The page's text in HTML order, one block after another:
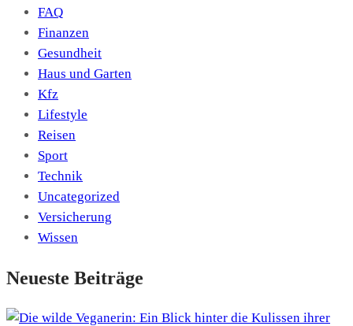
FAQ
Finanzen
Gesundheit
Haus und Garten
Kfz
Lifestyle
Reisen
Sport
Technik
Uncategorized
Versicherung
Wissen
Neueste Beiträge